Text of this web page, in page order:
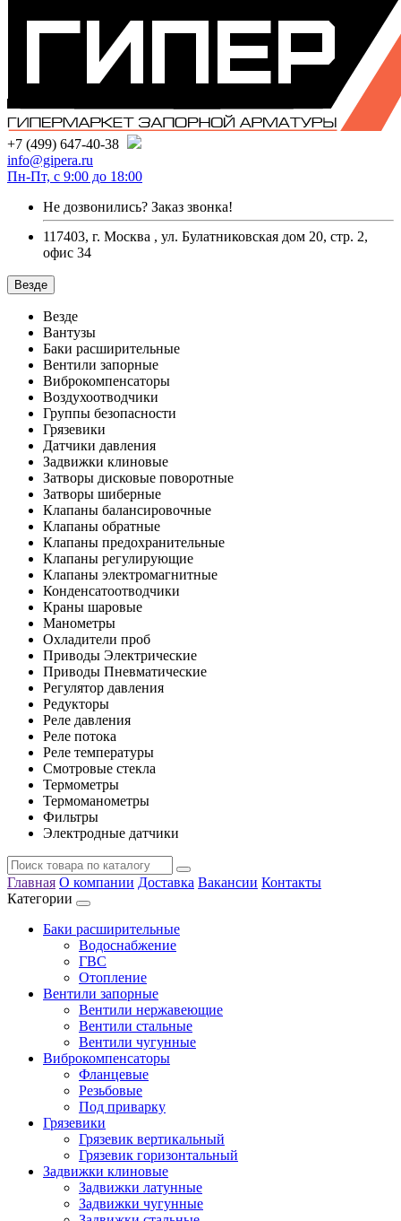
+7 (499) 647-40-38
info@gipera.ru
Пн-Пт, с 9:00 до 18:00
Не дозвонились? Заказ звонка!
117403, г. Москва , ул. Булатниковская дом 20, стр. 2,
офис 34
Везде
Везде
Вантузы
Баки расширительные
Вентили запорные
Виброкомпенсаторы
Воздухоотводчики
Группы безопасности
Грязевики
Датчики давления
Задвижки клиновые
Затворы дисковые поворотные
Затворы шиберные
Клапаны балансировочные
Клапаны обратные
Клапаны предохранительные
Клапаны регулирующие
Клапаны электромагнитные
Конденсатоотводчики
Краны шаровые
Манометры
Охладители проб
Приводы Электрические
Приводы Пневматические
Регулятор давления
Редукторы
Реле давления
Реле потока
Реле температуры
Смотровые стекла
Термометры
Термоманометры
Фильтры
Электродные датчики
Главная О компании Доставка Вакансии Контакты
Категории
Баки расширительные
Водоснабжение
ГВС
Отопление
Вентили запорные
Вентили нержавеющие
Вентили стальные
Вентили чугунные
Виброкомпенсаторы
Фланцевые
Резьбовые
Под приварку
Грязевики
Грязевик вертикальный
Грязевик горизонтальный
Задвижки клиновые
Задвижки латунные
Задвижки чугунные